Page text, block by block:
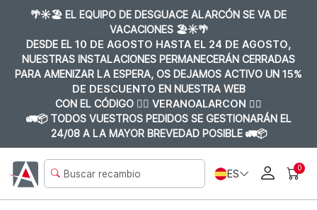
🌴☀️🏖️ EL EQUIPO DE DESGUACE ALARCÓN SE VA DE
VACACIONES 🏖️☀️🌴
DESDE EL 10 DE AGOSTO HASTA EL 24 DE AGOSTO,
NUESTRAS INSTALACIONES PERMANECERÁN CERRADAS
PARA AMENIZAR LA ESPERA, OS DEJAMOS ACTIVO UN 15%
DE DESCUENTO EN NUESTRA WEB
CON EL CÓDIGO 👉🏼 VERANOALARCON 👈🏼
🚛📦 TODOS VUESTROS PEDIDOS SE GESTIONARÁN EL
24/08 A LA MAYOR BREVEDAD POSIBLE 🚛📦
ES 0